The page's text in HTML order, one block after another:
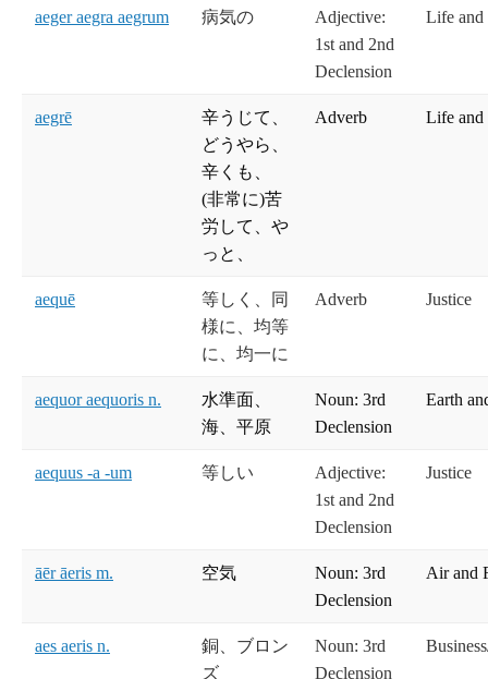
aeger aegra aegrum 病気の
Adjective:
1st and 2nd
Declension
Life and
aegrē
辛うじて、
どうやら、
辛くも、
(非常に)苦
労して、や
っと、
Adverb Life and
aequē
等しく、同
様に、均等
に、均一に
Adverb Justice
aequor aequoris n.
水準面、
海、平原
Noun: 3rd
Declension
Earth
aequus -a -um 等しい
Adjective:
1st and 2nd
Declension
Justice
āēr āeris m. 空気
Noun: 3rd
Declension
Air and
aes aeris n.
銅、ブロン
ズ
Noun: 3rd
Declension